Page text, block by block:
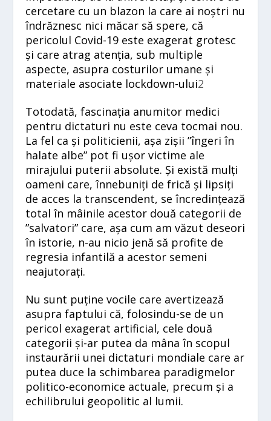
cercetare cu un blazon la care ai noștri nu
îndrăznesc nici măcar să spere, că
pericolul Covid-19 este exagerat grotesc
și care atrag atenția, sub multiple
aspecte, asupra costurilor umane și
materiale asociate lockdown-ului2
Totodată, fascinația anumitor medici
pentru dictaturi nu este ceva tocmai nou.
La fel ca și politicienii, așa zișii ”îngeri în
halate albe” pot fi ușor victime ale
mirajului puterii absolute. Și există mulți
oameni care, înnebuniți de frică și lipsiți
de acces la transcendent, se încredințează
total în mâinile acestor două categorii de
”salvatori” care, așa cum am văzut deseori
în istorie, n-au nicio jenă să profite de
regresia infantilă a acestor semeni
neajutorați.
Nu sunt puține vocile care avertizează
asupra faptului că, folosindu-se de un
pericol exagerat artificial, cele două
categorii și-ar putea da mâna în scopul
instaurării unei dictaturi mondiale care ar
putea duce la schimbarea paradigmelor
politico-economice actuale, precum și a
echilibrului geopolitic al lumii.